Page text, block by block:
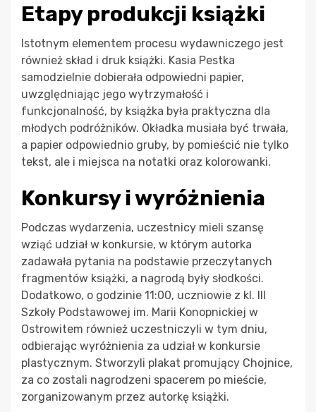
Etapy produkcji książki
Istotnym elementem procesu wydawniczego jest
również skład i druk książki. Kasia Pestka
samodzielnie dobierała odpowiedni papier,
uwzględniając jego wytrzymałość i
funkcjonalność, by książka była praktyczna dla
młodych podróżników. Okładka musiała być trwała,
a papier odpowiednio gruby, by pomieścić nie tylko
tekst, ale i miejsca na notatki oraz kolorowanki.
Konkursy i wyróżnienia
Podczas wydarzenia, uczestnicy mieli szansę
wziąć udział w konkursie, w którym autorka
zadawała pytania na podstawie przeczytanych
fragmentów książki, a nagrodą były słodkości.
Dodatkowo, o godzinie 11:00, uczniowie z kl. III
Szkoły Podstawowej im. Marii Konopnickiej w
Ostrowitem również uczestniczyli w tym dniu,
odbierając wyróżnienia za udział w konkursie
plastycznym. Stworzyli plakat promujący Chojnice,
za co zostali nagrodzeni spacerem po mieście,
zorganizowanym przez autorkę książki.